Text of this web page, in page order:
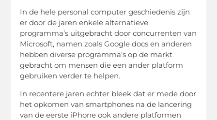
In de hele personal computer geschiedenis zijn
er door de jaren enkele alternatieve
programma’s uitgebracht door concurrenten van
Microsoft, namen zoals Google docs en anderen
hebben diverse programma’s op de markt
gebracht om mensen die een ander platform
gebruiken verder te helpen.
In recentere jaren echter bleek dat er mede door
het opkomen van smartphones na de lancering
van de eerste iPhone ook andere platformen